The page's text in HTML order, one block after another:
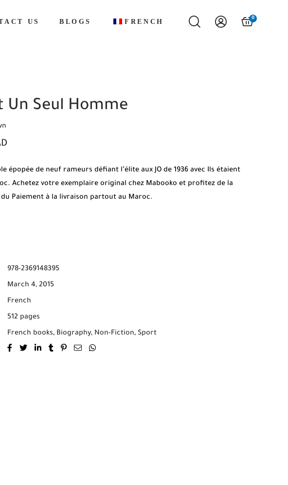
US BLOGS FRENCH 0
Un Seul Homme
épopée de neuf rameurs défiant l’élite aux JO de 1936 avec Ils étaient
Achetez votre exemplaire original chez Mabooko et profitez de la
Paiement à la livraison partout au Maroc.
978-2369148395
March 4, 2015
French
512 pages
French books, Biography, Non-Fiction, Sport